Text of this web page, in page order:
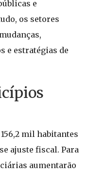
e
os setores
e estratégias de
mil habitantes
ajuste fiscal. Para
aumentarão